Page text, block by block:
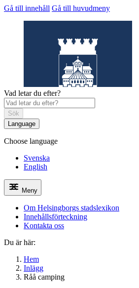
Gå till innehåll Gå till huvudmeny
Helsingborgs stadslexikon
Vad letar du efter?
Sök
Language
Choose language
Svenska
English
Meny
Om Helsingborgs stadslexikon
Innehållsförteckning
Kontakta oss
Du är här:
Hem
Inlägg
Råå camping